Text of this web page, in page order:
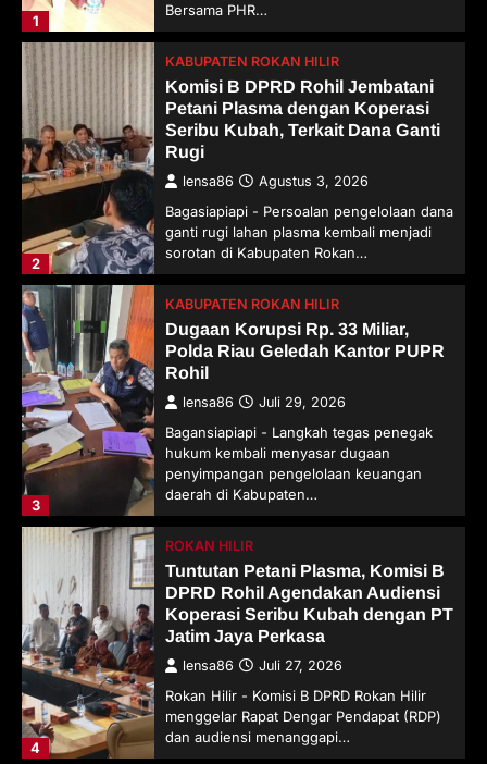
1
Bersama PHR…
2
KABUPATEN ROKAN HILIR
Komisi B DPRD Rohil Jembatani
Petani Plasma dengan Koperasi
Seribu Kubah, Terkait Dana Ganti
Rugi
lensa86 Agustus 3, 2026
Bagasiapiapi - Persoalan pengelolaan dana
ganti rugi lahan plasma kembali menjadi
sorotan di Kabupaten Rokan…
3
KABUPATEN ROKAN HILIR
Dugaan Korupsi Rp. 33 Miliar,
Polda Riau Geledah Kantor PUPR
Rohil
lensa86 Juli 29, 2026
Bagansiapiapi - Langkah tegas penegak
hukum kembali menyasar dugaan
penyimpangan pengelolaan keuangan
daerah di Kabupaten…
4
ROKAN HILIR
Tuntutan Petani Plasma, Komisi B
DPRD Rohil Agendakan Audiensi
Koperasi Seribu Kubah dengan PT
Jatim Jaya Perkasa
lensa86 Juli 27, 2026
Rokan Hilir - Komisi B DPRD Rokan Hilir
menggelar Rapat Dengar Pendapat (RDP)
dan audiensi menanggapi…